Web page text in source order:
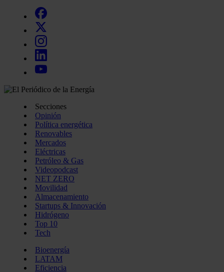
Secciones
Opinión
Política energética
Renovables
Mercados
Eléctricas
Petróleo & Gas
Videopodcast
NET ZERO
Movilidad
Almacenamiento
Startups & Innovación
Hidrógeno
Top 10
Tech
Bioenergía
LATAM
Eficiencia